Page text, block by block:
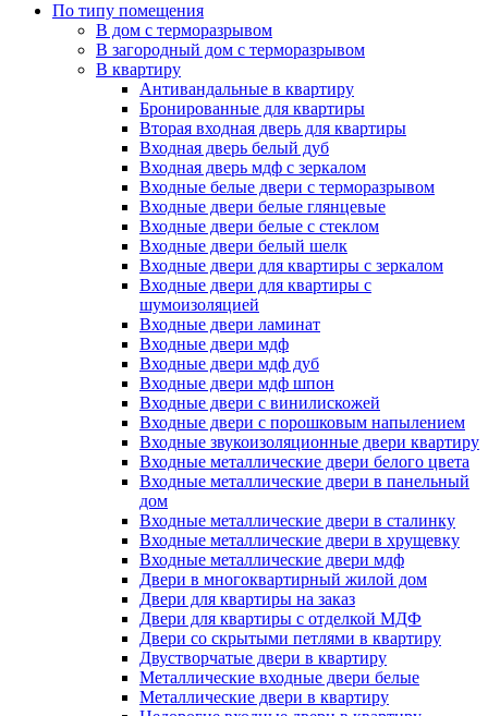
По типу помещения
В дом с терморазрывом
В загородный дом с терморазрывом
В квартиру
Антивандальные в квартиру
Бронированные для квартиры
Вторая входная дверь для квартиры
Входная дверь белый дуб
Входная дверь мдф с зеркалом
Входные белые двери с терморазрывом
Входные двери белые глянцевые
Входные двери белые с стеклом
Входные двери белый шелк
Входные двери для квартиры с зеркалом
Входные двери для квартиры с
шумоизоляцией
Входные двери ламинат
Входные двери мдф
Входные двери мдф дуб
Входные двери мдф шпон
Входные двери с винилискожей
Входные двери с порошковым напылением
Входные звукоизоляционные двери квартиру
Входные металлические двери белого цвета
Входные металлические двери в панельный
дом
Входные металлические двери в сталинку
Входные металлические двери в хрущевку
Входные металлические двери мдф
Двери в многоквартирный жилой дом
Двери для квартиры на заказ
Двери для квартиры с отделкой МДФ
Двери со скрытыми петлями в квартиру
Двустворчатые двери в квартиру
Металлические входные двери белые
Металлические двери в квартиру